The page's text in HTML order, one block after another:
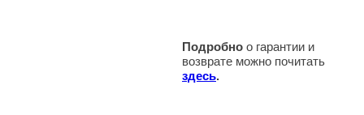
Подробно о гарантии и
возврате можно почитать
здесь.